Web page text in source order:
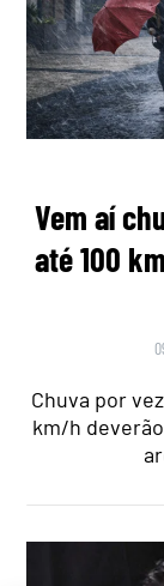
Vem aí
até 100
Chuva por
km/h